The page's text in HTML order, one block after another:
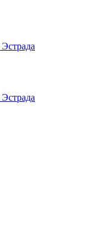
Эстрада
Эстрада